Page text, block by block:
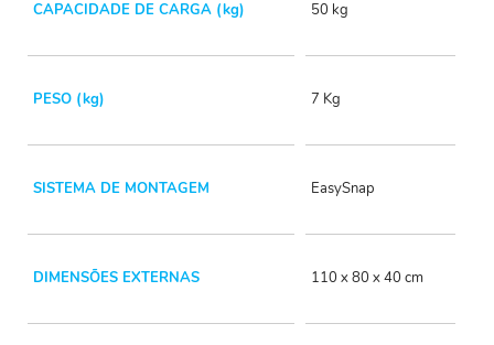
CAPACIDADE DE CARGA (kg)
PESO (kg)
SISTEMA DE MONTAGEM
DIMENSÕES EXTERNAS
50 kg
7 Kg
EasySnap
110 x 80 x 40 cm